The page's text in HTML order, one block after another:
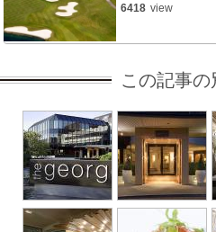
6418 view
この記事の